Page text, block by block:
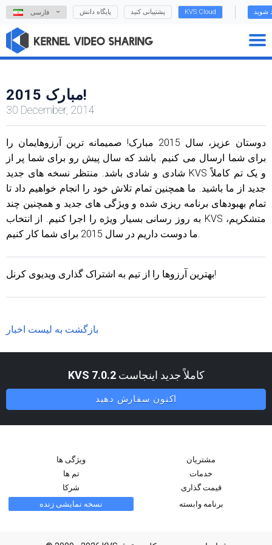
فارسی پایگاه دانش پشتیبانی کنید KVS Cloud شوید
2015 مبارک!
30 December, 2014
دوستان عزیز، سال 2015 مبارک! صمیمانه ترین آرزوهایمان را
برای شما ارسال می کنیم. باشد که سال پیش رو برای شما پر از
شادی و شادی باشد. منتظر نسخه های جدید KVS و یک تم کاملاً
جدید از ما باشید. ما همچنین تمام تلاش خود را انجام خواهیم داد تا
تمام بهبودهای برنامه ریزی شده و ویژگی های جدید و همچنین چند
به روز رسانی بسیار ویژه را اجرا کنیم. از انتخاب KVS متشکریم،
ما دوست داریم در سال 2015 برای شما کار کنیم.
بهترین آرزوها را از تیم به اشتراک گذاری ویدیوی کرنل!
بازگشت به لیست اخبار
KVS 7.0.2 کاملاً جدید اینجاست
اکنون سفارش دهید
ویژگی ها
مشتریان
تم ها
خدمات
شرکا
قیمت گذاری
نسخه نمایشی زنده
برنامه وابسته